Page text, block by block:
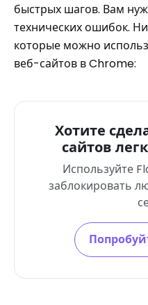
быстрых шагов. Вам
технических ошибок.
которые можно
веб-сайтов в Chrome:
Хотите
сайтов
Используйте
заблокировать